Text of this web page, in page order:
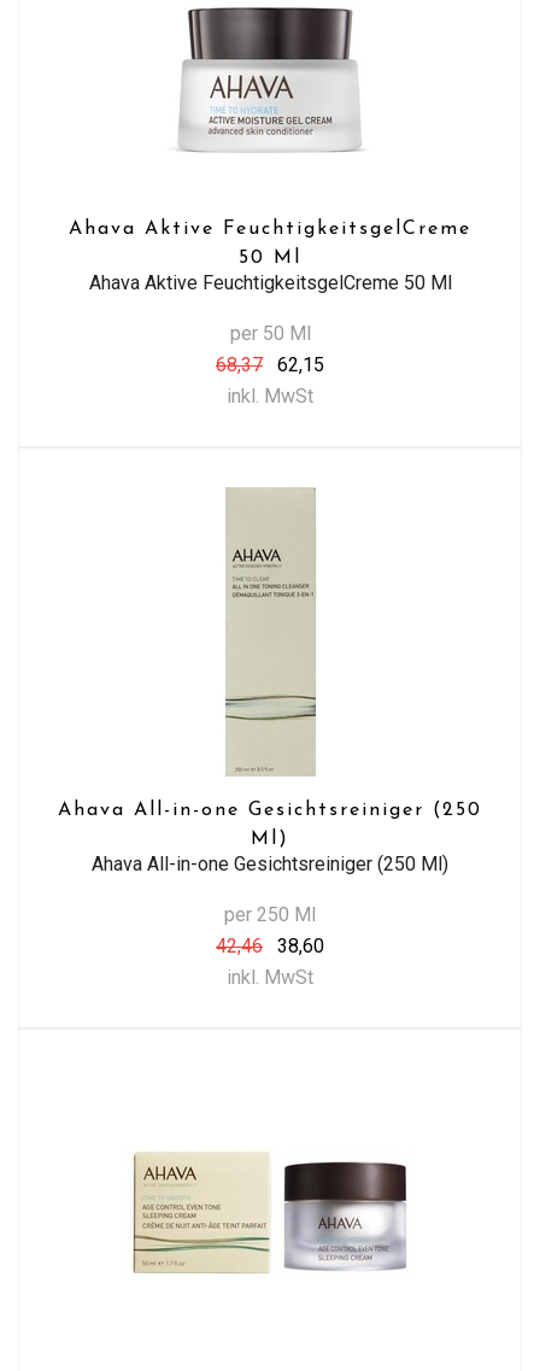
Ahava Aktive FeuchtigkeitsgelCreme
50 Ml
Ahava Aktive FeuchtigkeitsgelCreme 50 Ml
per 50 Ml
68,37
62,15
inkl. MwSt
Ahava All-in-one Gesichtsreiniger (250
Ml)
Ahava All-in-one Gesichtsreiniger (250 Ml)
per 250 Ml
42,46
38,60
inkl. MwSt